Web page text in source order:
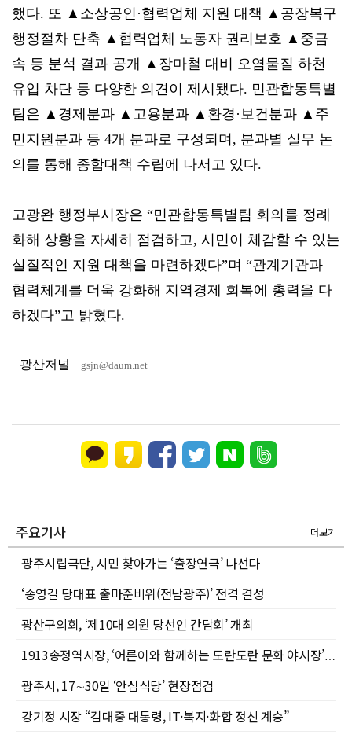
했다. 또 ▲소상공인·협력업체 지원 대책 ▲공장복구
행정절차 단축 ▲협력업체 노동자 권리보호 ▲중금
속 등 분석 결과 공개 ▲장마철 대비 오염물질 하천
유입 차단 등 다양한 의견이 제시됐다. 민관합동특별
팀은 ▲경제분과 ▲고용분과 ▲환경·보건분과 ▲주
민지원분과 등 4개 분과로 구성되며, 분과별 실무 논
의를 통해 종합대책 수립에 나서고 있다.
고광완 행정부시장은 “민관합동특별팀 회의를 정례
화해 상황을 자세히 점검하고, 시민이 체감할 수 있는
실질적인 지원 대책을 마련하겠다”며 “관계기관과
협력체계를 더욱 강화해 지역경제 회복에 총력을 다
하겠다”고 밝혔다.
광산저널 gsjn@daum.net
주요기사 더보기
광주시립극단, 시민 찾아가는 ‘출장연극’ 나선다
‘송영길 당대표 출마준비위(전남광주)’ 전격 결성
광산구의회, ‘제10대 의원 당선인 간담회’ 개최
1913송정역시장, ‘어른이와 함께하는 도란도란 문화 야시장’으로 여름밤 활력 더한다
광주시, 17∼30일 ‘안심식당’ 현장점검
강기정 시장 “김대중 대통령, IT·복지·화합 정신 계승”